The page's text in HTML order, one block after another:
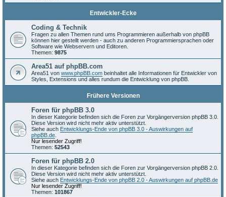
Entwickler-Ecke
Coding & Technik
Fragen zu allen Themen rund ums Programmieren außerhalb von phpBB
können hier gestellt werden - auch zu anderen Programmiersprachen oder
Software wie Webservern und Editoren.
Themen: 9875
Area51 auf phpBB.com
Area51 von www.phpBB.com beinhaltet alle Informationen für Entwickler von
Styles, Extensions und alles rundum die Entwicklung von phpBB.
Frühere Versionen
Foren für phpBB 3.0
In dieser Kategorie befinden sich die Foren zur Vorgängerversion phpBB 3.0.
Diese Version wird nicht mehr aktiv unterstützt.
Siehe auch Entwicklungs-Ende von phpBB 3.0 - Auswirkungen auf
phpBB.de
Nur lesender Zugriff!
Themen: 52543
Foren für phpBB 2.0
In dieser Kategorie befinden sich die Foren zur Vorgängerversion phpBB 2.0.
Diese Version wird nicht mehr aktiv unterstützt.
Siehe auch Entwicklungs-Ende von phpBB 2.0 - Auswirkungen auf phpBB.de
Nur lesender Zugriff!
Themen: 101867